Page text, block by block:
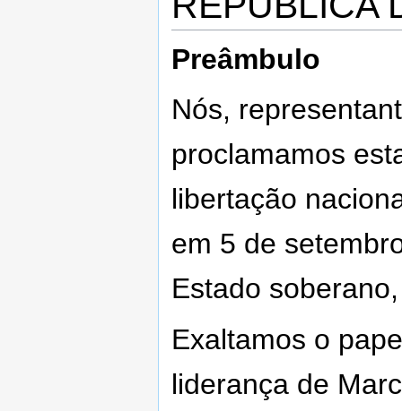
Preâmbulo
Nós,
proclamamos
libertação
em 5 de
Estado
Exaltamos o
liderança de